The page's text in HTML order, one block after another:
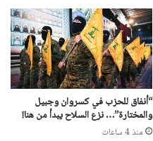
“أنفاق للحزب في كسروان وجبيل
والمختارة”… نزع السلاح يبدأ من هنا!
منذ 4 ساعات